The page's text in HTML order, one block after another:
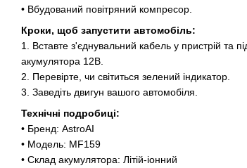
• Вбудований повітряний компресор.
Кроки, щоб запустити автомобіль:
1. Вставте з'єднувальний кабель у пристрій та
акумулятора 12В.
2. Перевірте, чи світиться зелений індикатор.
3. Заведіть двигун вашого автомобіля.
Технічні подробиці:
• Бренд: ‎AstroAI
• Модель: MF159
• Склад акумулятора: Літій-іонний